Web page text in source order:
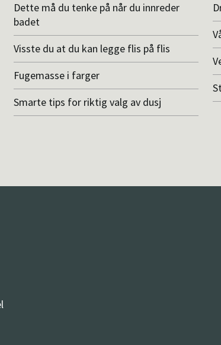
Dette må du tenke på når du innreder
badet
Visste du at du kan legge flis på flis
Fugemasse i farger
Smarte tips for riktig valg av dusj